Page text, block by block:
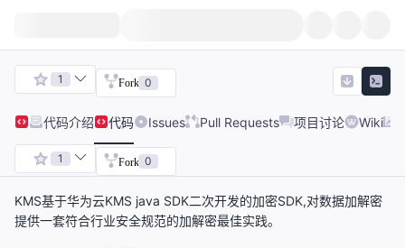
1 Fork 0
代码介绍 代码 Issues Pull Requests 项目讨论 Wiki
1 Fork 0
KMS基于华为云KMS java SDK二次开发的加密SDK,对数据加解密
提供一套符合行业安全规范的加解密最佳实践。